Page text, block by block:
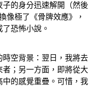
子的身分迅速解開（然後
像極了《骨牌效應》，
恐怖小說。
空背景：翌日，我將去
；另一方面，即將從大
的感覺重疊。可惜，我